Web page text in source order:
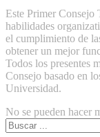
Este Primer Consejo
habilidades
el cumplimiento de
obtener un mejor
Todos los presentes
Consejo basado en
Universidad.
No se pueden hacer
Buscar: